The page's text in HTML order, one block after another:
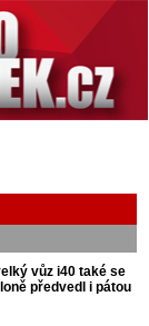
vůz i40 také se
předvedl i pátou